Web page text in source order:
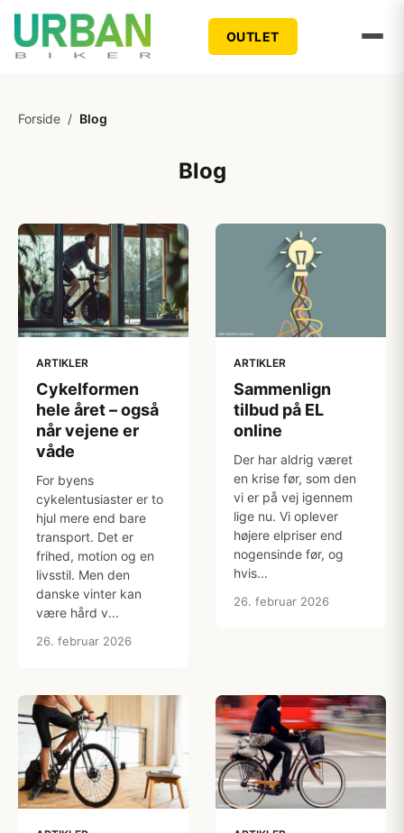
OUTLET
Forside / Blog
Blog
ARTIKLER
Cykelformen
hele året – også
når vejene er
våde
For byens
cykelentusiaster er to
hjul mere end bare
transport. Det er
frihed, motion og en
livsstil. Men den
danske vinter kan
være hård v...
26. februar 2026
ARTIKLER
Sammenlign
tilbud på EL
online
Der har aldrig været
en krise før, som den
vi er på vej igennem
lige nu. Vi oplever
højere elpriser end
nogensinde før, og
hvis...
26. februar 2026